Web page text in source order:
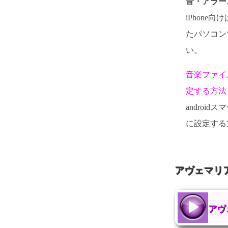
iPhone向け
たパソコ
い。
音楽ファ
定する方法
androidス
に設定す
アヴェマリ
アヴ